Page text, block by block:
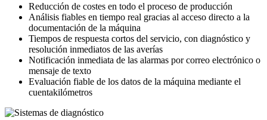
Reducción de costes en todo el proceso de producción
Análisis fiables en tiempo real gracias al acceso directo a la
documentación de la máquina
Tiempos de respuesta cortos del servicio, con diagnóstico y
resolución inmediatos de las averías
Notificación inmediata de las alarmas por correo electrónico o
mensaje de texto
Evaluación fiable de los datos de la máquina mediante el
cuentakilómetros